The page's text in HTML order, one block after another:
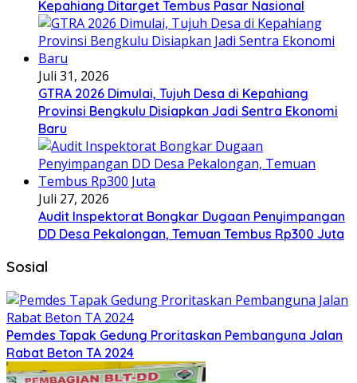
Kepahiang Ditarget Tembus Pasar Nasional
Juli 31, 2026
GTRA 2026 Dimulai, Tujuh Desa di Kepahiang
Provinsi Bengkulu Disiapkan Jadi Sentra Ekonomi
Baru
Juli 27, 2026
Audit Inspektorat Bongkar Dugaan Penyimpangan
DD Desa Pekalongan, Temuan Tembus Rp300 Juta
Sosial
Pemdes Tapak Gedung Proritaskan Pembanguna Jalan
Rabat Beton TA 2024